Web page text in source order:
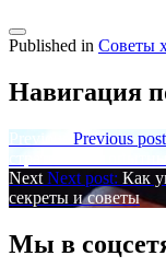
Published in Советы
Навигация
Previous Previous
Next Next post: Как
секреты и советы
Мы в